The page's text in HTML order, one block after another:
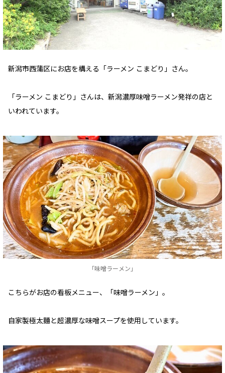
新潟市西蒲区にお店を構える「ラーメン こまどり」さん。
「ラーメン こまどり」さんは、新潟濃厚味噌ラーメン発祥の店と
いわれています。
「味噌ラーメン」
こちらがお店の看板メニュー、「味噌ラーメン」。
自家製極太麵と超濃厚な味噌スープを使用しています。